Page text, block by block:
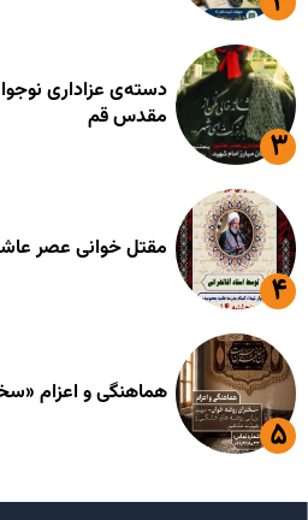
دسته‌ی عزاداری
مقدس قم
مقتل خوانی عصر
هماهنگی و اعزام